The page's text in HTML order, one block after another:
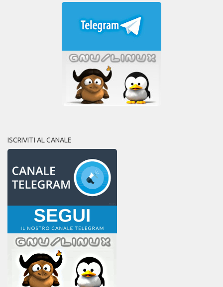
ISCRIVITI AL CANALE